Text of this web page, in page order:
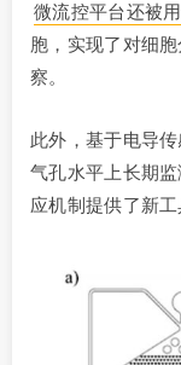
微流控平台还被
胞，实现了对细
察。
此外，基于电导
气孔水平上长期
应机制提供了新工